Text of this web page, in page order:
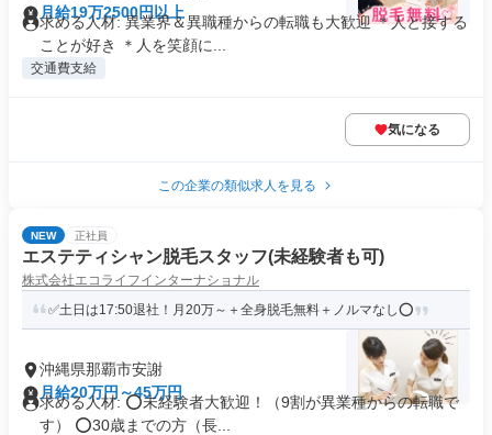
月給19万2500円以上
求める人材: 異業界＆異職種からの転職も大歓迎 ＊人と接する
ことが好き ＊人を笑顔に...
交通費支給
気になる
この企業の類似求人を見る
NEW 正社員
エステティシャン脱毛スタッフ(未経験者も可)
株式会社エコライフインターナショナル
✅土日は17:50退社！月20万～＋全身脱毛無料＋ノルマなし⭕
沖縄県那覇市安謝
月給20万円～45万円
求める人材: ⭕未経験者大歓迎！（9割が異業種からの転職で
す） ⭕30歳までの方（長...